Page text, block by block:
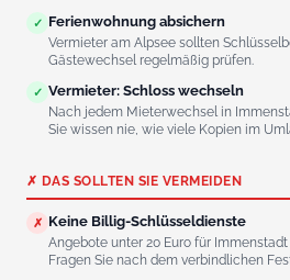
✓ Ferienwohnung absichern
Vermieter am Alpsee sollten
Gästewechsel regelmäßig prüfen.
✓ Vermieter: Schloss wechseln
Nach jedem Mieterwechsel in
Sie wissen nie, wie viele Kopien im
✗ DAS SOLLTEN SIE VERMEIDEN
✗ Keine Billig-Schlüsseldienste
Angebote unter 20 Euro für
Fragen Sie nach dem verbindlichen